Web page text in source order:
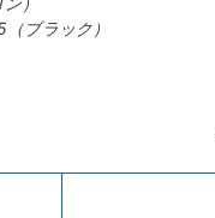
ブラック）